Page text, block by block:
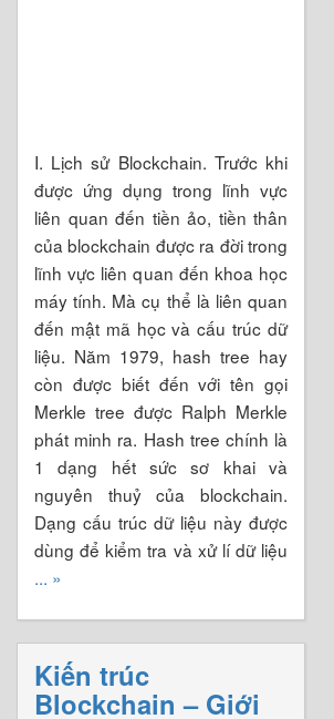
I. Lịch sử Blockchain. Trước khi
được ứng dụng trong lĩnh vực
liên quan đến tiền ảo, tiền thân
của blockchain được ra đời trong
lĩnh vực liên quan đến khoa học
máy tính. Mà cụ thể là liên quan
đến mật mã học và cấu trúc dữ
liệu. Năm 1979, hash tree hay
còn được biết đến với tên gọi
Merkle tree được Ralph Merkle
phát minh ra. Hash tree chính là
1 dạng hết sức sơ khai và
nguyên thuỷ của blockchain.
Dạng cấu trúc dữ liệu này được
dùng để kiểm tra và xử lí dữ liệu
... »
Kiến trúc
Blockchain – Giới